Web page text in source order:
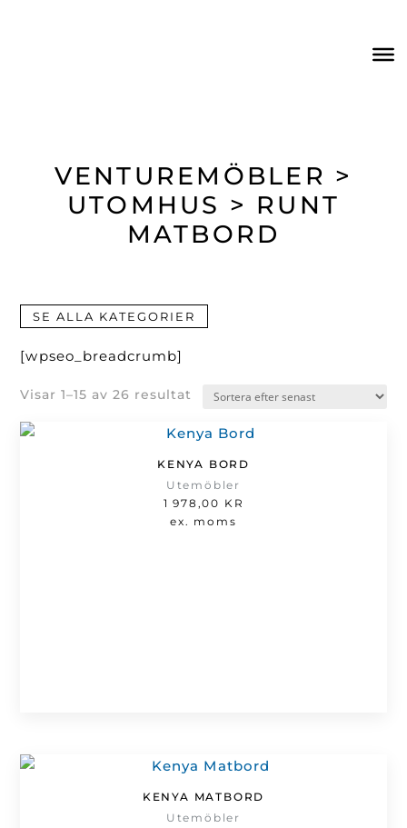
VENTUREMÖBLER >
UTOMHUS > RUNT
MATBORD
SE ALLA KATEGORIER
[wpseo_breadcrumb]
Visar 1–15 av 26 resultat Sortera
senaste
KENYA BORD
Utemöbler
1 978,00 KR
ex. moms
KENYA MATBORD
Utemöbler